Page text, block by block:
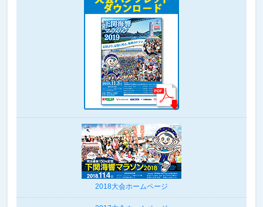
2018大会ホームページ